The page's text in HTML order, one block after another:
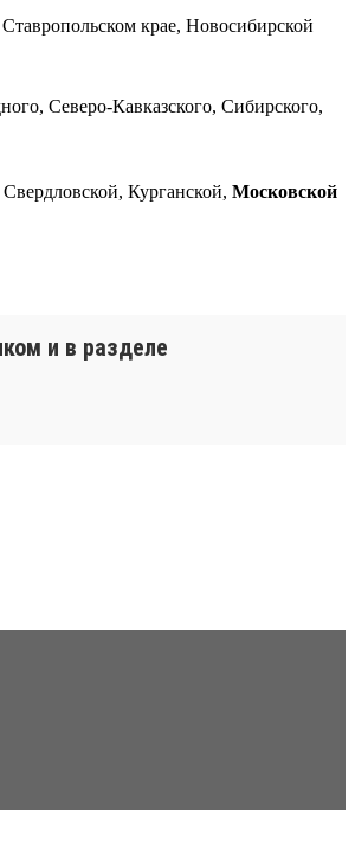
крае, Новосибирской
Северо-Кавказского, Сибирского,
Курганской, Московской
и в разделе